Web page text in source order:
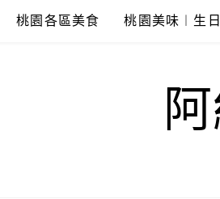
桃園各區美食 桃園美味︱生